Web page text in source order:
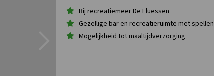
Bij recreatiemeer De Fluessen
Gezellige bar en recreatieruimte met spellen
Mogelijkheid tot maaltijdverzorging